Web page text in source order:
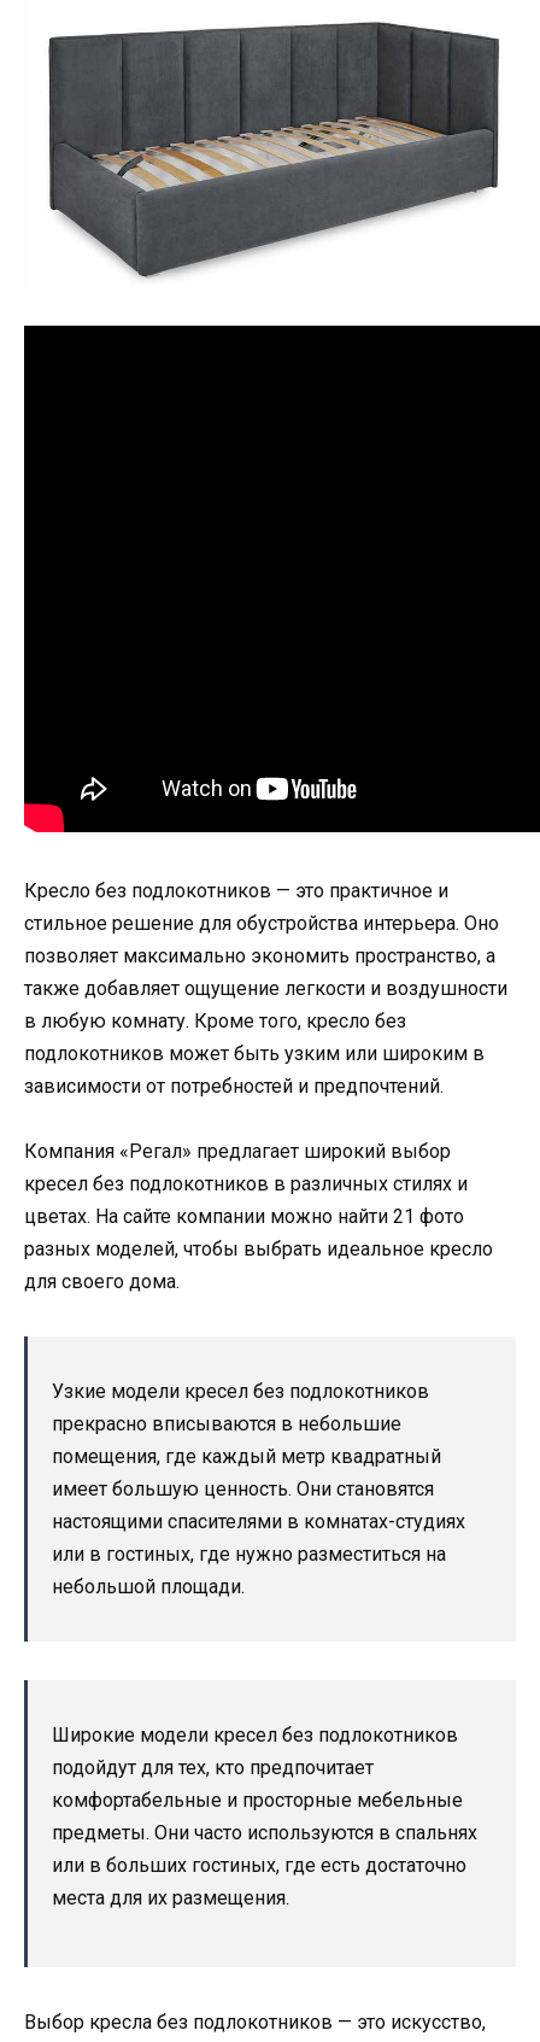
Кресло без подлокотников — это практичное и
стильное решение для обустройства интерьера. Оно
позволяет максимально экономить пространство, а
также добавляет ощущение легкости и воздушности
в любую комнату. Кроме того, кресло без
подлокотников может быть узким или широким в
зависимости от потребностей и предпочтений.
Компания «Регал» предлагает широкий выбор
кресел без подлокотников в различных стилях и
цветах. На сайте компании можно найти 21 фото
разных моделей, чтобы выбрать идеальное кресло
для своего дома.
Узкие модели кресел без подлокотников
прекрасно вписываются в небольшие
помещения, где каждый метр квадратный
имеет большую ценность. Они становятся
настоящими спасителями в комнатах-студиях
или в гостиных, где нужно разместиться на
небольшой площади.
Широкие модели кресел без подлокотников
подойдут для тех, кто предпочитает
комфортабельные и просторные мебельные
предметы. Они часто используются в спальнях
или в больших гостиных, где есть достаточно
места для их размещения.
Выбор кресла без подлокотников — это искусство,